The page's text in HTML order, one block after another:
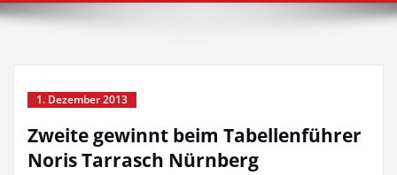
1. Dezember 2013
Zweite gewinnt beim Tabellenführer
Noris Tarrasch Nürnberg